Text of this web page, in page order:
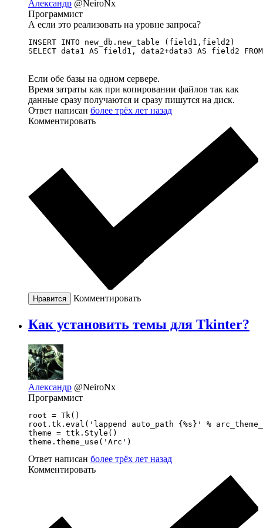
Александр @NeiroNx
Программист
А если это реализовать на уровне запроса?
INSERT INTO new_db.new_table (field1,field2)
SELECT data1 AS field1, data2+data3 AS field2
Если обе базы на одном сервере.
Время затраты как при копировании файлов так как
данные сразу получаются и сразу пишутся на диск.
Ответ написан более трёх лет назад
Комментировать
Нравится Комментировать
Как установить темы для Tkinter?
Александр @NeiroNx
Программист
root = Tk()
root.tk.eval('lappend auto_path {%s}' %
theme = ttk.Style()
theme.theme_use('Arc')
Ответ написан более трёх лет назад
Комментировать